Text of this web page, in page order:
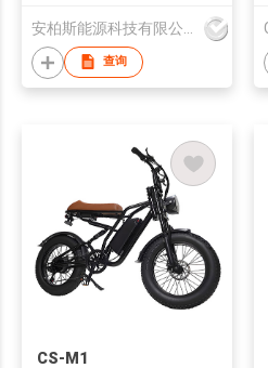
查询
CS-M1